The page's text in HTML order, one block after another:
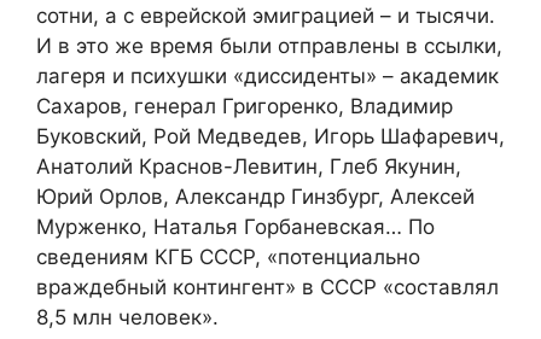
сотни, а с еврейской эмиграцией – и тысячи.
И в это же время были отправлены в ссылки,
лагеря и психушки «диссиденты» – академик
Сахаров, генерал Григоренко, Владимир
Буковский, Рой Медведев, Игорь Шафаревич,
Анатолий Краснов-Левитин, Глеб Якунин,
Юрий Орлов, Александр Гинзбург, Алексей
Мурженко, Наталья Горбаневская… По
сведениям КГБ СССР, «потенциально
враждебный контингент» в СССР «составлял
8,5 млн человек».